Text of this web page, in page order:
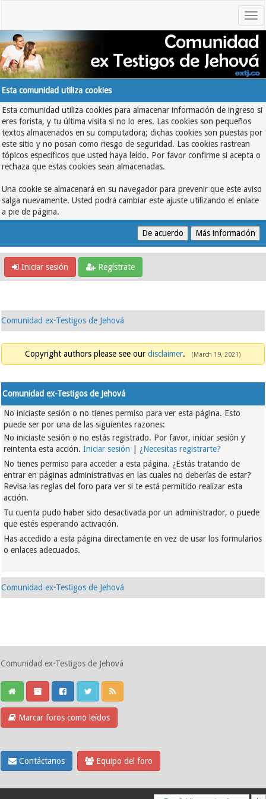
Esta comunidad utiliza cookies
Esta comunidad utiliza cookies para almacenar información de ingreso si
eres forista, y tu última visita si no lo eres. Las cookies son pequeños
textos almacenados en su computadora; dichas cookies son puestas por
este sitio y no posan como riesgo de seguridad. Las cookies rastrean
tópicos específicos que usted haya leído. Por favor confirme si acepta o
rechaza que estas cookies sean almacenadas.
Una cookie se almacenará en su navegador para prevenir que este aviso
salga nuevamente. Usted podrá cambiar este ajuste utilizando el enlace
a pie de página.
Iniciar sesión Regístrate
Comunidad ex-Testigos de Jehová
Copyright authors please see our disclaimer. (March 19, 2021)
Comunidad ex-Testigos de Jehová
No iniciaste sesión o no tienes permiso para ver esta página. Esto
puede ser por una de las siguientes razones:
No iniciaste sesión o no estás registrado. Por favor, iniciar sesión y
reintenta esta acción.Iniciar sesión |¿Necesitas registrarte?
No tienes permiso para acceder a esta página. ¿Estás tratando de
entrar en páginas administrativas en las cuales no deberías de estar?
Revisa las reglas del foro para ver si te está permitido realizar esta
acción.
Tu cuenta pudo haber sido desactivada por un administrador, o puede
que estés esperando activación.
Has accedido a esta página directamente en vez de usar los formularios
o enlaces adecuados.
Comunidad ex-Testigos de Jehová
Comunidad ex-Testigos de Jehová
Marcar foros como leídos
Contáctanos Equipo del foro